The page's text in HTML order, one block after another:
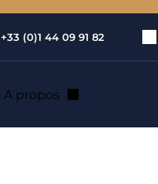
+33 (0)1 44 09 91 82
A propos